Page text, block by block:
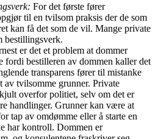
For det første fører
til en tvilsom praksis der de som
kan få det som de vil. Mange private
bestillingsverk.
er det et problem at dommer
fordi bestilleren av dommen kaller det
transparens fører til mistanke
av tvilsomme grunner. Private
overfor politiet, selv om det er
handlinger. Grunner kan være at
tap av omdømme eller å starte en
har kontroll. Dommen er